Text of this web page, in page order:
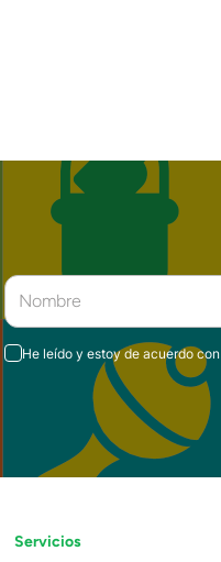
He leído y estoy de acuerdo con
Servicios